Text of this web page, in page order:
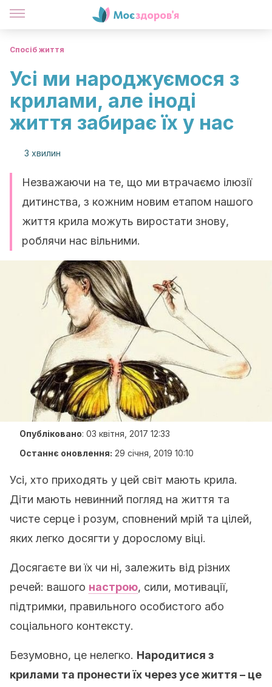
Спосіб життя
Усі ми народжуємося з
крилами, але іноді
життя забирає їх у нас
3 хвилин
Незважаючи на те, що ми втрачаємо ілюзії
дитинства, з кожним новим етапом нашого
життя крила можуть виростати знову,
роблячи нас вільними.
Опубліковано: 03 квітня, 2017 12:33
Останнє оновлення: 29 січня, 2019 10:10
Усі, хто приходять у цей світ мають крила.
Діти мають невинний погляд на життя та
чисте серце і розум, сповнений мрій та цілей,
яких легко досягти у дорослому віці.
Досягаєте ви їх чи ні, залежить від різних
речей: вашого настрою, сили, мотивації,
підтримки, правильного особистого або
соціального контексту.
Безумовно, це нелегко. Народитися з
крилами та пронести їх через усе життя – це